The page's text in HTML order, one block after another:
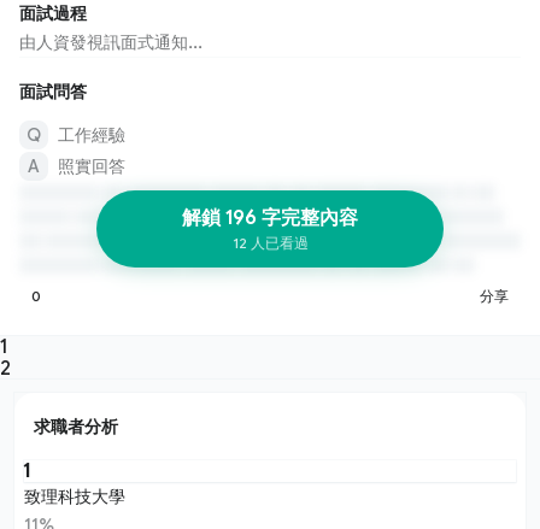
面試過程
由人資發視訊面式通知...
面試問答
工作經驗
照實回答
解鎖 196 字完整內容
12 人已看過
0 分享
1
2
求職者分析
1
致理科技大學
11%